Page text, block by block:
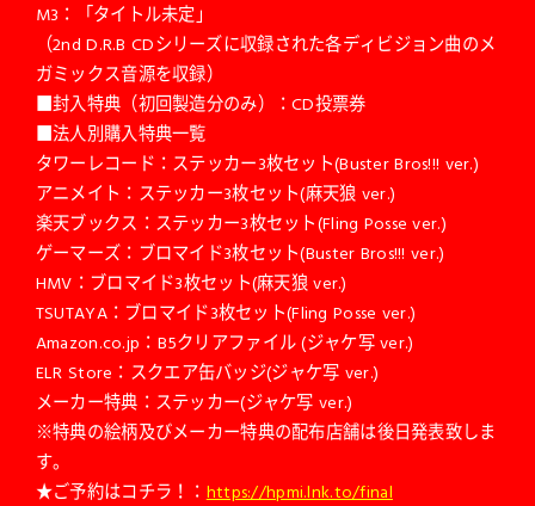
M3：「タイトル未定」
（2nd D.R.B CDシリーズに収録された各ディビジョン曲のメ
ガミックス音源を収録）
■封入特典（初回製造分のみ）：CD投票券
■法人別購入特典一覧
タワーレコード：ステッカー3枚セット(Buster Bros!!! ver.)
アニメイト：ステッカー3枚セット(麻天狼 ver.)
楽天ブックス：ステッカー3枚セット(Fling Posse ver.)
ゲーマーズ：ブロマイド3枚セット(Buster Bros!!! ver.)
HMV：ブロマイド3枚セット(麻天狼 ver.)
TSUTAYA：ブロマイド3枚セット(Fling Posse ver.)
Amazon.co.jp：B5クリアファイル (ジャケ写 ver.)
ELR Store：スクエア缶バッジ(ジャケ写 ver.)
メーカー特典：ステッカー(ジャケ写 ver.)
※特典の絵柄及びメーカー特典の配布店舗は後日発表致しま
す。
★ご予約はコチラ！： https://hpmi.lnk.to/final